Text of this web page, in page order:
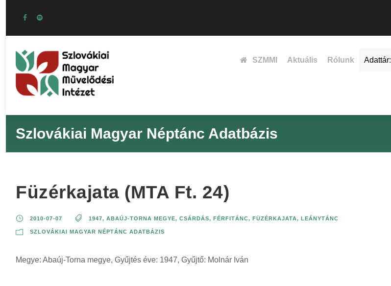
SZMMI Aktuális Rólunk Adattár:
Szlovákiai Magyar Néptánc Adatbázis
Füzérkajata (MTA Ft. 24)
2010-07-07 1947, ABAÚJ-TORNA MEGYE, CSÁRDÁS, FÉRFITÁNC, FÜZÉRKAJATA, LEÁNYTÁNC
SZLOVÁKIAI MAGYAR NÉPTÁNC ADATBÁZIS
Megye: Abaúj-Torna megye, Gyűjtés éve: 1947, Gyűjtő: Molnár Iván